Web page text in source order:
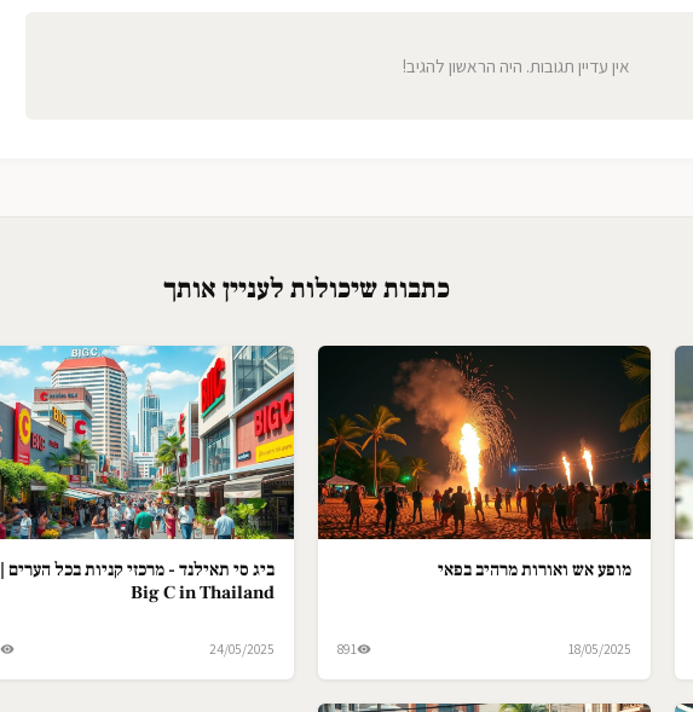
אין עדיין תגובות. היה הראשון להגיב!
כתבות שיכולות לעניין אותך
מופע אש ואורות מרהיב בפאי
18/05/2025
891
ביג סי תאילנד - מרכזי קניות בכל הערים |
Big C in Thailand
24/05/2025